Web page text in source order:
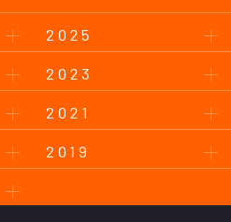
2025
2023
2021
2019